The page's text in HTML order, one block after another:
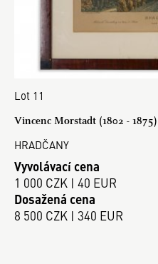
Lot 11
Vincenc Morstadt (1802 - 1875)
HRADČANY
Vyvolávací cena
1 000 CZK | 40 EUR
Dosažená cena
8 500 CZK | 340 EUR